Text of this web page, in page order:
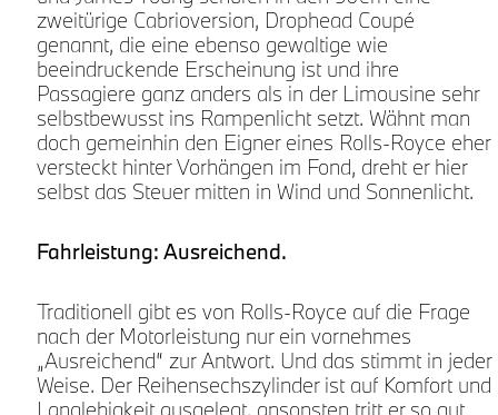
zweitürige Cabrioversion, Drophead Coupé
genannt, die eine ebenso gewaltige wie
beeindruckende Erscheinung ist und ihre
Passagiere ganz anders als in der Limousine sehr
selbstbewusst ins Rampenlicht setzt. Wähnt man
doch gemeinhin den Eigner eines Rolls-Royce eher
versteckt hinter Vorhängen im Fond, dreht er hier
selbst das Steuer mitten in Wind und Sonnenlicht.
Fahrleistung: Ausreichend.
Traditionell gibt es von Rolls-Royce auf die Frage
nach der Motorleistung nur ein vornehmes
„Ausreichend“ zur Antwort. Und das stimmt in jeder
Weise. Der Reihensechszylinder ist auf Komfort und